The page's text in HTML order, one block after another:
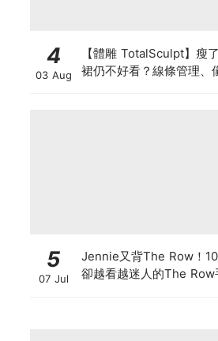
4
03 Aug
【體雕 TotalSculpt】瘦
裙仍不好看？線條管理、
5
07 Jul
Jennie又背The Row！
卻越看越迷人的The Row